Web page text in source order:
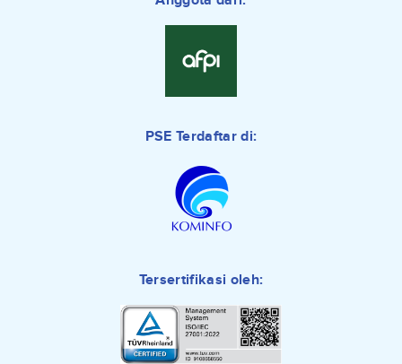
PSE Terdaftar di:
Tersertifikasi oleh: